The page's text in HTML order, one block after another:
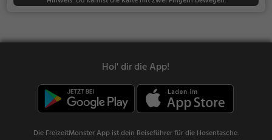
Hol' dir die App!
Die FreizeitMonster App ist dein Reiseführer für die Hosentasche.